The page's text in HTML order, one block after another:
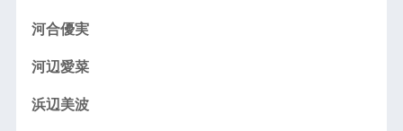
河合優実
河辺愛菜
浜辺美波